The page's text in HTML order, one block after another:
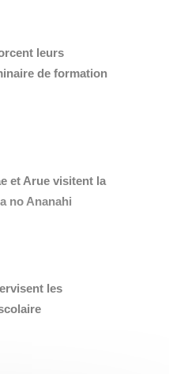
leurs
de formation
et Arue visitent la
no Ananahi
les